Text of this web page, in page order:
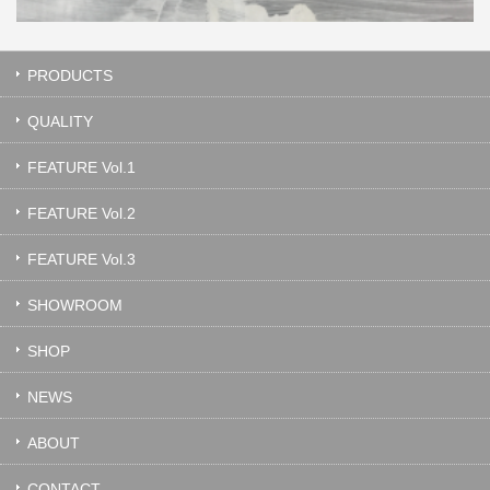
PRODUCTS
QUALITY
FEATURE Vol.1
FEATURE Vol.2
FEATURE Vol.3
SHOWROOM
SHOP
NEWS
ABOUT